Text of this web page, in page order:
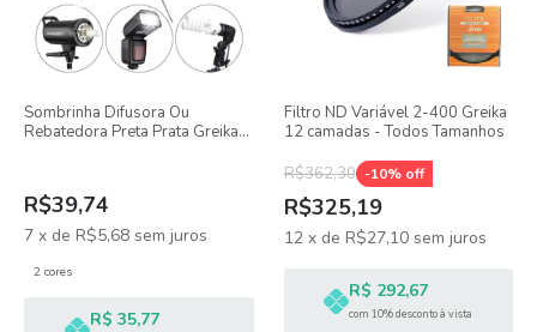
Sombrinha Difusora Ou
Rebatedora Preta Prata Greika
R$39,74
7 x de R$5,68 sem juros
2 cores
R$ 35,77
Filtro ND Variável 2-400 Greika
12 camadas - Todos Tamanhos
R$362,30 -10% off
R$325,19
12 x de R$27,10 sem juros
R$ 292,67
com 10% desconto à vista